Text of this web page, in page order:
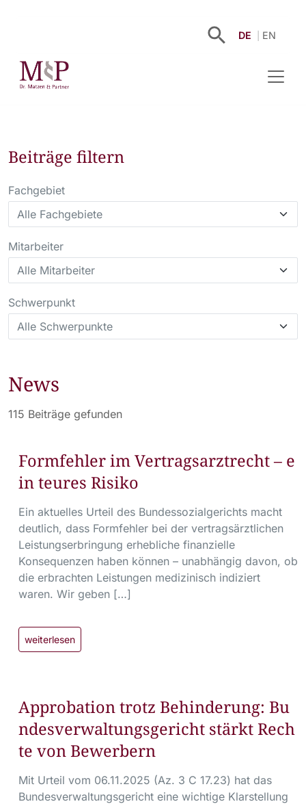
DE EN
Beiträge filtern
Fachgebiet
Mitarbeiter
Schwerpunkt
News
115 Beiträge gefunden
Formfehler im Vertragsarztrecht – e
in teures Risiko
Ein aktuelles Urteil des Bundessozialgerichts macht
deutlich, dass Formfehler bei der vertragsärztlichen
Leistungserbringung erhebliche finanzielle
Konsequenzen haben können – unabhängig davon, ob
die erbrachten Leistungen medizinisch indiziert
waren. Wir geben […]
weiterlesen
Approbation trotz Behinderung: Bu
ndesverwaltungsgericht stärkt Rech
te von Bewerbern
Mit Urteil vom 06.11.2025 (Az. 3 C 17.23) hat das
Bundesverwaltungsgericht eine wichtige Klarstellung